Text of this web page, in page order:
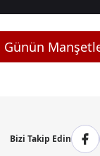
Günün
Bizi Takip Edin